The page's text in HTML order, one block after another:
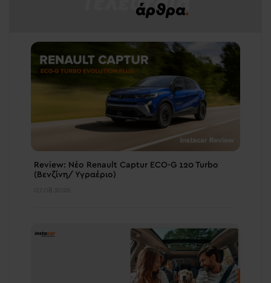
άρθρα.
Review: Νέο Renault Captur ECO-G 120 Turbo
(Βενζίνη/ Υγραέριο)
07.08.2026